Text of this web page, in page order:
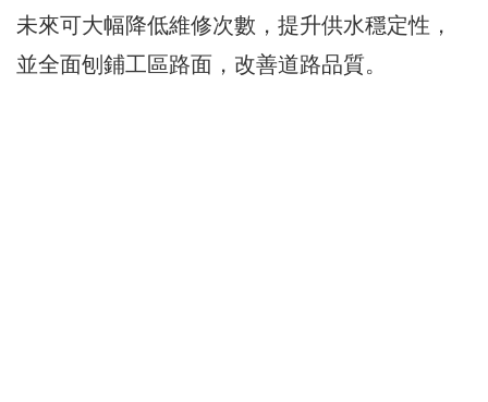
未來可大幅降低維修次數，提升供水穩定性，
並全面刨鋪工區路面，改善道路品質。